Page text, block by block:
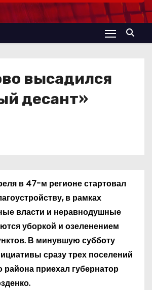
высадился
десант»
в 47-м регионе стартовал
в рамках
власти и неравнодушные
уборкой и озеленением
В минувшую субботу
сразу трех поселений
района приехал губернатор